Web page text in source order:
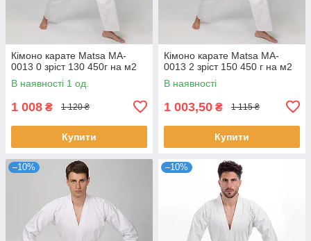
Кімоно карате Matsa MA-
0013 0 зріст 130 450г на м2
В наявності 1 од.
1 008 ₴ 1 120 ₴
Купити
Кімоно карате Matsa MA-
0013 2 зріст 150 450 г на м2
В наявності
1 003,50 ₴ 1 115 ₴
Купити
–10% –10%